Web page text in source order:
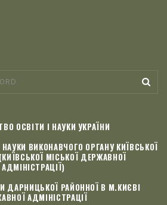
ОСВІТИ І НАУКИ УКРАЇНИ
ВИКОНАВЧОГО ОРГАНУ КИЇВСЬКОЇ
МІСЬКОЇ ДЕРЖАВНОЇ
АДМІНІСТРАЦІЇ)
ДАРНИЦЬКОЇ РАЙОННОЇ В М.КИЄВІ
АДМІНІСТРАЦІЇ